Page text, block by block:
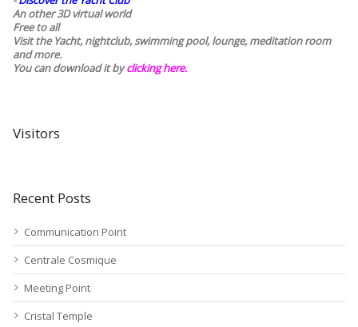
An other 3D virtual world
Free to all
Visit the Yacht, nightclub, swimming pool, lounge, meditation room
and more.
You can download it byclicking here.
Visitors
Recent Posts
Communication Point
Centrale Cosmique
Meeting Point
Cristal Temple